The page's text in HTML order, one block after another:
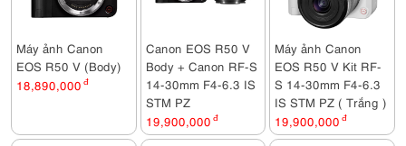
Máy ảnh Canon
EOS R50 V (Body)
18,890,000 đ
Canon EOS R50 V
Body + Canon RF-S
14-30mm F4-6.3 IS
STM PZ
19,900,000 đ
Máy ảnh Canon
EOS R50 V Kit RF-
S 14-30mm F4-6.3
IS STM PZ ( Trắng )
19,900,000 đ